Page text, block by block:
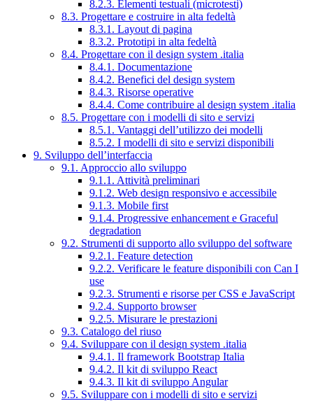
8.2.3. Elementi testuali (microtesti)
8.3. Progettare e costruire in alta fedeltà
8.3.1. Layout di pagina
8.3.2. Prototipi in alta fedeltà
8.4. Progettare con il design system .italia
8.4.1. Documentazione
8.4.2. Benefici del design system
8.4.3. Risorse operative
8.4.4. Come contribuire al design system .italia
8.5. Progettare con i modelli di sito e servizi
8.5.1. Vantaggi dell’utilizzo dei modelli
8.5.2. I modelli di sito e servizi disponibili
9. Sviluppo dell’interfaccia
9.1. Approccio allo sviluppo
9.1.1. Attività preliminari
9.1.2. Web design responsivo e accessibile
9.1.3. Mobile first
9.1.4. Progressive enhancement e Graceful
degradation
9.2. Strumenti di supporto allo sviluppo del software
9.2.1. Feature detection
9.2.2. Verificare le feature disponibili con Can I
use
9.2.3. Strumenti e risorse per CSS e JavaScript
9.2.4. Supporto browser
9.2.5. Misurare le prestazioni
9.3. Catalogo del riuso
9.4. Sviluppare con il design system .italia
9.4.1. Il framework Bootstrap Italia
9.4.2. Il kit di sviluppo React
9.4.3. Il kit di sviluppo Angular
9.5. Sviluppare con i modelli di sito e servizi